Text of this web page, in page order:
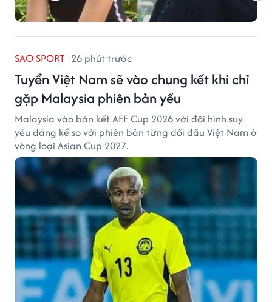
SAO SPORT 26 phút trước
Tuyển Việt Nam sẽ vào chung kết khi chỉ
gặp Malaysia phiên bản yếu
Malaysia vào bán kết AFF Cup 2026 với đội hình suy
yếu đáng kể so với phiên bản từng đối đầu Việt Nam ở
vòng loại Asian Cup 2027.